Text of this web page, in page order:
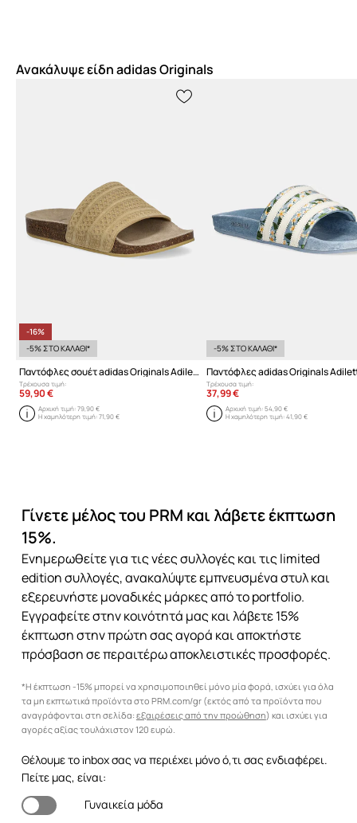
Ανακάλυψε είδη adidas Originals
-16%
-5% ΣΤΟ ΚΑΛΑΘΙ*
Παντόφλες σουέτ adidas Originals Adilette Rs
Τρέχουσα τιμή:
59,90 €
Αρχική τιμή:79,90 €
Η χαμηλότερη τιμή:71,90 €
-5% ΣΤΟ ΚΑΛΑΘΙ*
Παντόφλες adidas Originals
Τρέχουσα τιμή:
37,99 €
Αρχική τιμή: 54,90 €
Η χαμηλότερη τιμή: 41,90 €
Γίνετε μέλος του PRM και λάβετε έκπτωση
15%.
Ενημερωθείτε για τις νέες συλλογές και τις limited
edition συλλογές, ανακαλύψτε εμπνευσμένα στυλ και
εξερευνήστε μοναδικές μάρκες από το portfolio.
Εγγραφείτε στην κοινότητά μας και λάβετε 15%
έκπτωση στην πρώτη σας αγορά και αποκτήστε
πρόσβαση σε περαιτέρω αποκλειστικές προσφορές.
*Η έκπτωση -15% μπορεί να χρησιμοποιηθεί μόνο μία φορά, ισχύει για όλα
τα μη εκπτωτικά προϊόντα στο PRM.com/gr (εκτός από τα προϊόντα που
αναγράφονται στη σελίδα: εξαιρέσεις από την προώθηση) και ισχύει για
αγορές αξίας τουλάχιστον 120 ευρώ.
Θέλουμε το inbox σας να περιέχει μόνο ό,τι σας ενδιαφέρει.
Πείτε μας, είναι:
Γυναικεία μόδα